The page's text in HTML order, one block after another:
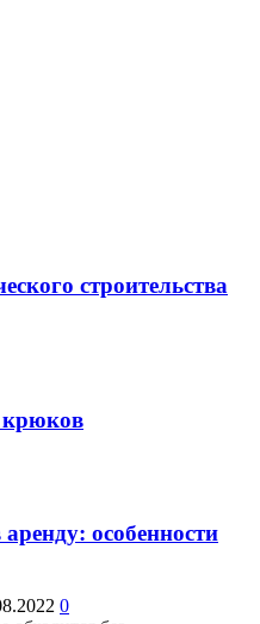
строительства
крюков
особенности
0